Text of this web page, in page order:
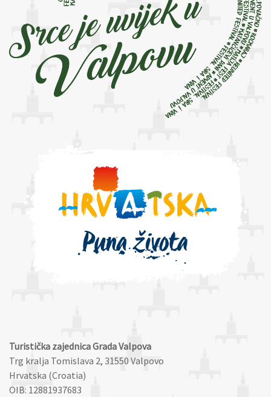
Turistička zajednica Grada Valpova
Trg kralja Tomislava 2, 31550 Valpovo
Hrvatska (Croatia)
OIB: 12881937683